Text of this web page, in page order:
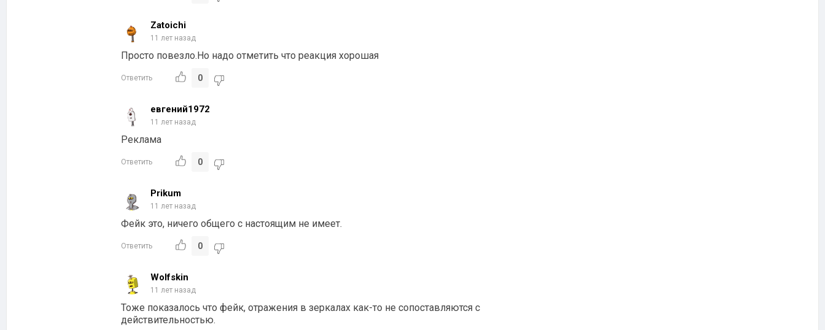
Zatoichi
11 лет назад
Просто повезло.Но надо отметить что реакция хорошая
Ответить 0
евгений1972
11 лет назад
Реклама
Ответить 0
Prikum
11 лет назад
Фейк это, ничего общего с настоящим не имеет.
Ответить 0
Wolfskin
11 лет назад
Тоже показалось что фейк, отражения в зеркалах как-то не сопоставляются с
действительностью.